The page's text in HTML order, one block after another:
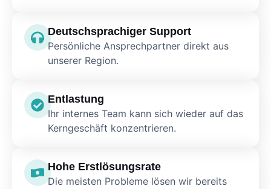
Deutschsprachiger Support
Persönliche Ansprechpartner direkt aus
unserer Region.
Entlastung
Ihr internes Team kann sich wieder auf das
Kerngeschäft konzentrieren.
Hohe Erstlösungsrate
Die meisten Probleme lösen wir bereits